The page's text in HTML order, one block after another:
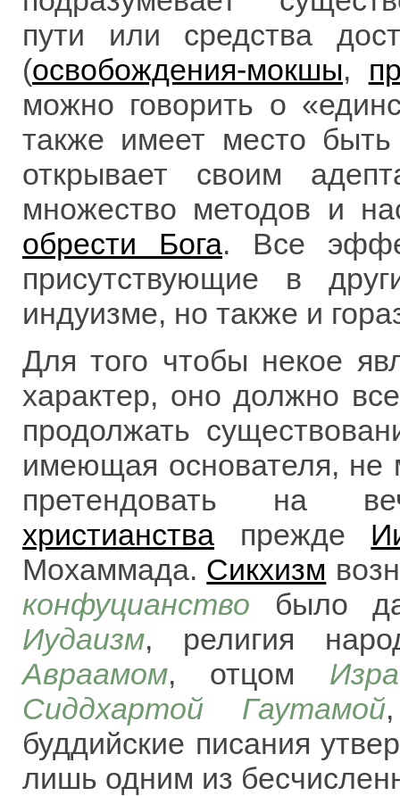
пути или средства
(освобождения-мокшы,
можно говорить о
также имеет место
открывает своим
множество методов и
обрести Бога. Все
присутствующие в
индуизме, но также и
Для того чтобы некое
характер, оно должно
продолжать
имеющая основателя, не
претендовать на
христианства прежде
Мохаммада. Сикхизм
конфуцианство было
Иудаизм, религия
Авраамом, отцом
Сиддхартой Гаутамой
буддийские писания
лишь одним из